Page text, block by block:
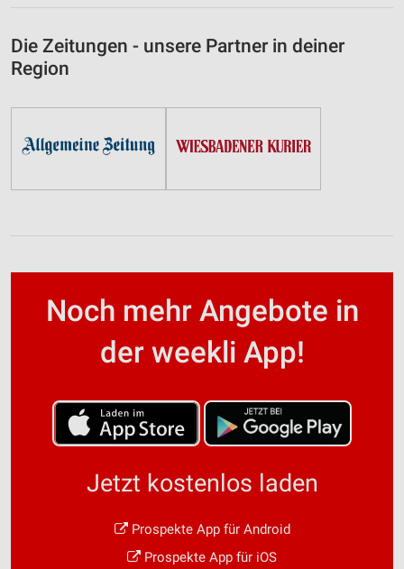
Die Zeitungen - unsere Partner in deiner
Region
Noch mehr Angebote in
der weekli App!
Jetzt kostenlos laden
Prospekte App für Android
Prospekte App für iOS